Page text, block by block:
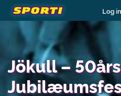
Log
Jökull – 50års